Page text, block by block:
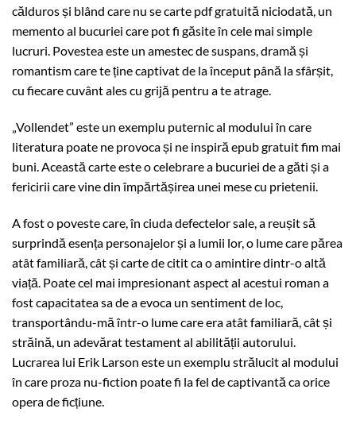
călduros și blând care nu se carte pdf gratuită niciodată, un
memento al bucuriei care pot fi găsite în cele mai simple
lucruri. Povestea este un amestec de suspans, dramă și
romantism care te ține captivat de la început până la sfârșit,
cu fiecare cuvânt ales cu grijă pentru a te atrage.
„Vollendet” este un exemplu puternic al modului în care
literatura poate ne provoca și ne inspiră epub gratuit fim mai
buni. Această carte este o celebrare a bucuriei de a găti și a
fericirii care vine din împărtășirea unei mese cu prietenii.
A fost o poveste care, în ciuda defectelor sale, a reușit să
surprindă esența personajelor și a lumii lor, o lume care părea
atât familiară, cât și carte de citit ca o amintire dintr-o altă
viață. Poate cel mai impresionant aspect al acestui roman a
fost capacitatea sa de a evoca un sentiment de loc,
transportându-mă într-o lume care era atât familiară, cât și
străină, un adevărat testament al abilității autorului.
Lucrarea lui Erik Larson este un exemplu strălucit al modului
în care proza nu-fiction poate fi la fel de captivantă ca orice
opera de ficțiune.